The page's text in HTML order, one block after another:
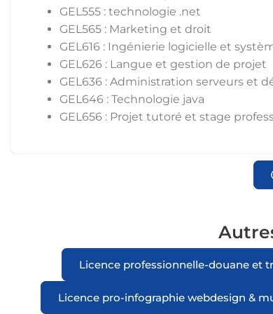
GEL555 : technologie .net
GEL565 : Marketing et droit
GEL616 : Ingénierie logicielle et
GEL626 : Langue et gestion de projet
GEL636 : Administration serveurs et
GEL646 : Technologie java
GEL656 : Projet tutoré et stage
Licence professionnelle-douane et
Licence pro-infographie webdesign &